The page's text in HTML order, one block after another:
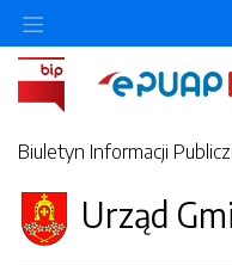
Biuletyn Informacji
Urząd